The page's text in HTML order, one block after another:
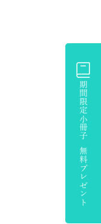
期間限定小冊子 無料プレゼント